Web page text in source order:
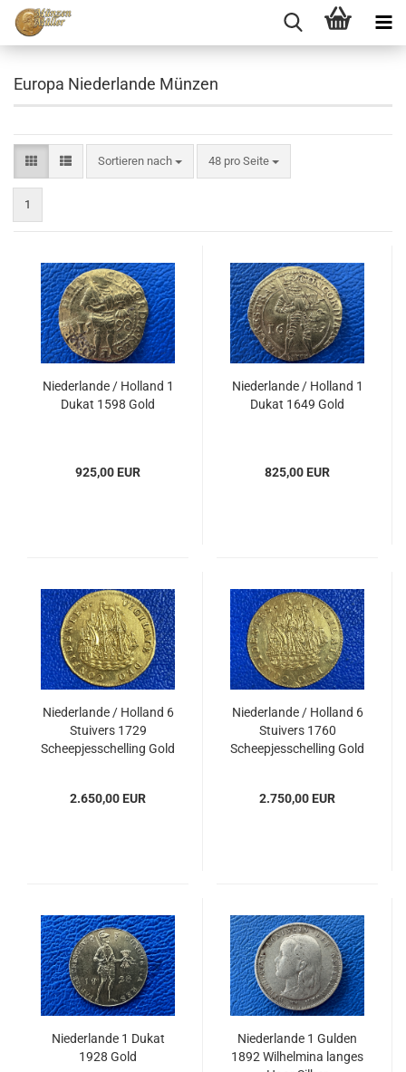
Europa Niederlande Münzen
Sortieren nach 48 pro Seite
1
Niederlande / Holland 1
Dukat 1598 Gold
925,00 EUR
Niederlande / Holland 1
Dukat 1649 Gold
825,00 EUR
Niederlande / Holland 6
Stuivers 1729
Scheepjesschelling Gold
2.650,00 EUR
Niederlande / Holland 6
Stuivers 1760
Scheepjesschelling Gold
2.750,00 EUR
Niederlande 1 Dukat
1928 Gold
Niederlande 1 Gulden
1892 Wilhelmina langes